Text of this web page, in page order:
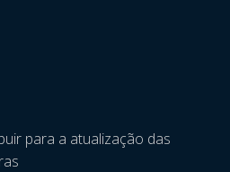
para a atualização das